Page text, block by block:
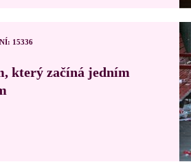
15336
který začíná jedním